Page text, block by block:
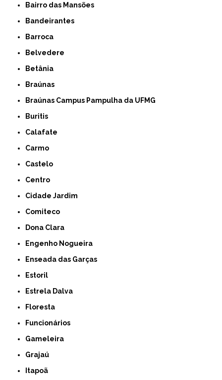
Bairro das Mansões
Bandeirantes
Barroca
Belvedere
Betânia
Braúnas
Braúnas Campus Pampulha da UFMG
Buritis
Calafate
Carmo
Castelo
Centro
Cidade Jardim
Comiteco
Dona Clara
Engenho Nogueira
Enseada das Garças
Estoril
Estrela Dalva
Floresta
Funcionários
Gameleira
Grajaú
Itapoã